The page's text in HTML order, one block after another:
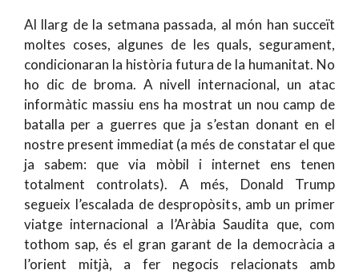
Al llarg de la setmana passada, al món han succeït
moltes coses, algunes de les quals, segurament,
condicionaran la història futura de la humanitat. No
ho dic de broma. A nivell internacional, un atac
informàtic massiu ens ha mostrat un nou camp de
batalla per a guerres que ja s’estan donant en el
nostre present immediat (a més de constatar el que
ja sabem: que via mòbil i internet ens tenen
totalment controlats). A més, Donald Trump
segueix l’escalada de despropòsits, amb un primer
viatge internacional a l’Aràbia Saudita que, com
tothom sap, és el gran garant de la democràcia a
l’orient mitjà, a fer negocis relacionats amb